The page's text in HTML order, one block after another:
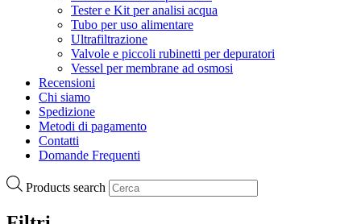
Tester e Kit per analisi acqua
Tubo per uso alimentare
Ultrafiltrazione
Valvole e piccoli rubinetti per depuratori
Vessel per membrane ad osmosi
Recensioni
Chi siamo
Spedizione
Metodi di pagamento
Contatti
Domande Frequenti
Products search